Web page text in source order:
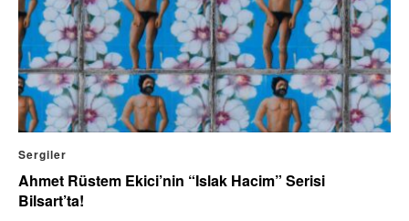
Sergiler
Ahmet Rüstem Ekici’nin “Islak Hacim” Serisi
Bilsart’ta!